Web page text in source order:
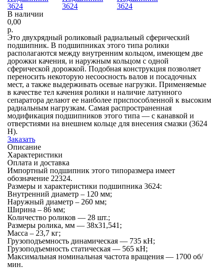
В наличии
0,00
р.
Это двухрядный роликовый радиальный сферический
подшипник. В подшипниках этого типа ролики
располагаются между внутренним кольцом, имеющем две
дорожки качения, и наружным кольцом с одной
сферической дорожкой. Подобная конструкция позволяет
переносить некоторую несоосность валов и посадочных
мест, а также выдерживать осевые нагрузки. Применяемые
в качестве тел качения ролики и наличие латунного
сепаратора делают ее наиболее приспособленной к высоким
радиальным нагрузкам. Самая распространенная
модификация подшипников этого типа — с канавкой и
отверстиями на внешнем кольце для внесения смазки (3624
Н).
Заказать
Описание
Характеристики
Оплата и доставка
Импортный подшипник этого типоразмера имеет
обозначение 22324.
Размеры и характеристики подшипника 3624:
Внутренний диаметр – 120 мм;
Наружный диаметр – 260 мм;
Ширина – 86 мм;
Количество роликов — 28 шт.;
Размеры ролика, мм — 38х31,541;
Масса – 23,7 кг;
Грузоподъемность динамическая — 735 кН;
Грузоподъемность статическая — 565 кН;
Максимальная номинальная частота вращения — 1700 об/
мин.